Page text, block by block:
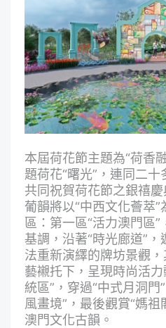
本屆荷花節主題為“荷香
題荷花“曙光”，連同二十
共同祝賀荷花節之銀禧
葡韻將以“中西文化薈萃
區：第一區“活力澳門區
基調，沿著“時光廊道”
法重新演繹的牌坊景觀
藝襯托下，呈現時尚活
統區”，穿過“中式月洞門
風畫境”，最後觀賞“媽
澳門文化古韻。